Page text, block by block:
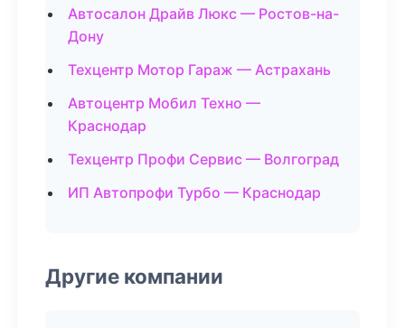
Автосалон Драйв Люкс — Ростов-на-
Дону
Техцентр Мотор Гараж — Астрахань
Автоцентр Мобил Техно —
Краснодар
Техцентр Профи Сервис — Волгоград
ИП Автопрофи Турбо — Краснодар
Другие компании